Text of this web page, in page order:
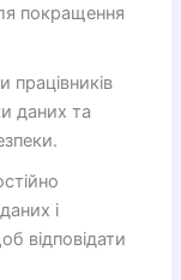
покращення
працівників
даних та
і
відповідати